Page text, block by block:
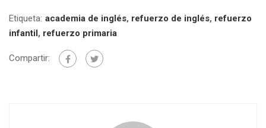
Etiqueta: academia de inglés, refuerzo de inglés, refuerzo
infantil, refuerzo primaria
Compartir: